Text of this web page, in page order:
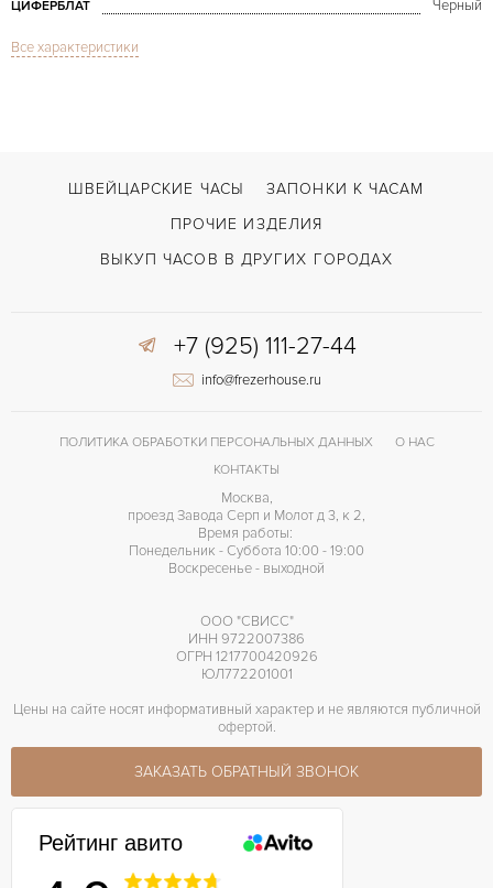
ЦИФЕРБЛАТ Черный
СТЕКЛО
Двойной сложности застежка
КАЛИБР/МЕХАНИЗМ
Все характеристики
ШВЕЙЦАРСКИЕ ЧАСЫ
ЗАПОНКИ К ЧАСАМ
ПРОЧИЕ ИЗДЕЛИЯ
ВЫКУП ЧАСОВ В ДРУГИХ ГОРОДАХ
+7 (925) 111-27-44
info@frezerhouse.ru
ПОЛИТИКА ОБРАБОТКИ ПЕРСОНАЛЬНЫХ ДАННЫХ
О НАС
КОНТАКТЫ
Москва,
проезд Завода Серп и Молот д 3, к 2,
Время работы:
Понедельник - Суббота 10:00 - 19:00
Воскресенье - выходной
ООО "СВИСС"
ИНН 9722007386
ОГРН 1217700420926
ЮЛ772201001
Цены на сайте носят информативный характер и не являются публичной
офертой.
ЗАКАЗАТЬ ОБРАТНЫЙ ЗВОНОК
Рейтинг авито